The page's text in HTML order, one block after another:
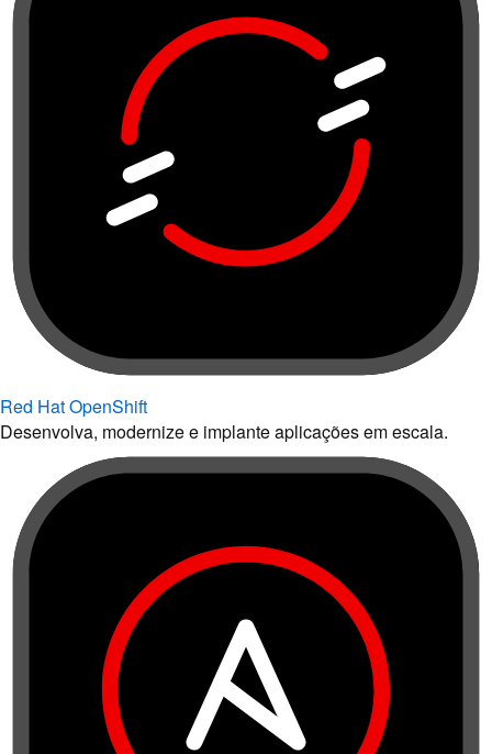
Red Hat OpenShift
Desenvolva, modernize e implante aplicações em escala.